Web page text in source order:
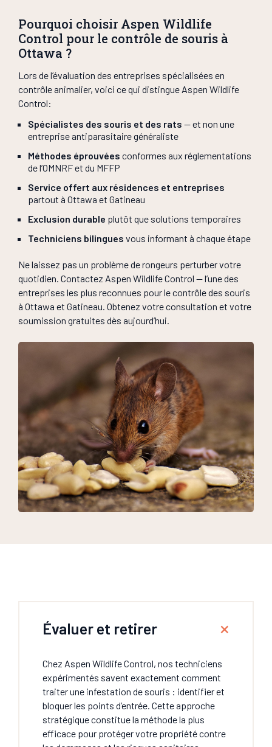
Pourquoi choisir Aspen Wildlife
Control pour le contrôle de souris à
Ottawa ?
Lors de l’évaluation des entreprises spécialisées en
contrôle animalier, voici ce qui distingue Aspen Wildlife
Control:
Spécialistes des souris et des rats — et non une
entreprise antiparasitaire généraliste
Méthodes éprouvées conformes aux réglementations
de l’OMNRF et du MFFP
Service offert aux résidences et entreprises
partout à Ottawa et Gatineau
Exclusion durable plutôt que solutions temporaires
Techniciens bilingues vous informant à chaque étape
Ne laissez pas un problème de rongeurs perturber votre
quotidien. Contactez Aspen Wildlife Control — l’une des
entreprises les plus reconnues pour le contrôle des souris
à Ottawa et Gatineau. Obtenez votre consultation et votre
soumission gratuites dès aujourd’hui.
Évaluer et retirer
Chez Aspen Wildlife Control, nos techniciens
expérimentés savent exactement comment
traiter une infestation de souris : identifier et
bloquer les points d’entrée. Cette approche
stratégique constitue la méthode la plus
efficace pour protéger votre propriété contre